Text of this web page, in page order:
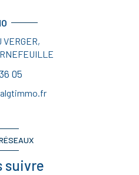
VERGER,
05
suivre